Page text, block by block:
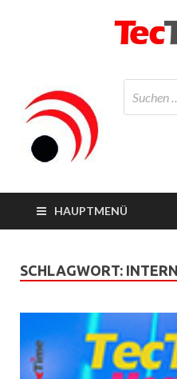
HAUPTMENÜ
SCHLAGWORT: